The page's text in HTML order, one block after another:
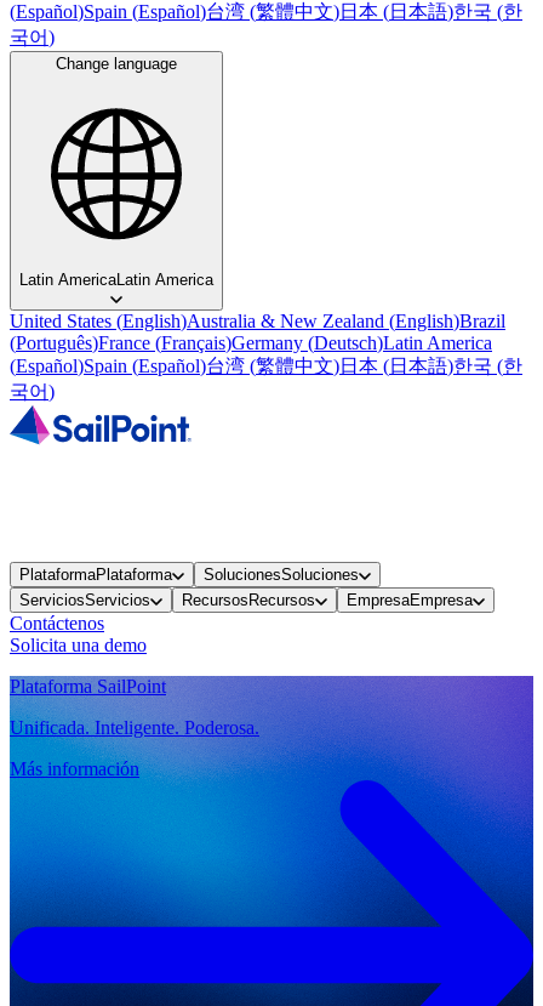
(Español)Spain (Español)台湾 (繁體中文)日本 (日本語)한국 (한
국어)
Change language
Latin AmericaLatin America
United States (English)Australia & New Zealand (English)Brazil
(Português)France (Français)Germany (Deutsch)Latin America
(Español)Spain (Español)台湾 (繁體中文)日本 (日本語)한국 (한
국어)
PlataformaPlataforma SolucionesSoluciones
ServiciosServicios Recursos Recursos EmpresaEmpresa
Contáctenos
Solicita una demo
Plataforma SailPoint
Unificada. Inteligente. Poderosa.
Más información